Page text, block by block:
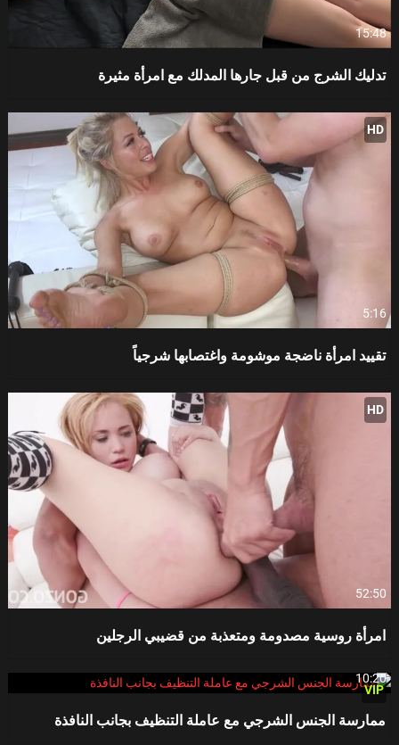
15:48
تدليك الشرج من قبل جارها المدلك مع امرأة مثيرة
HD
5:16
تقييد امرأة ناضجة موشومة واغتصابها شرجياً
HD
52:50
امرأة روسية مصدومة ومتعذبة من قضيبي الرجلين
VIP
10:20
ممارسة الجنس الشرجي مع عاملة التنظيف بجانب النافذة